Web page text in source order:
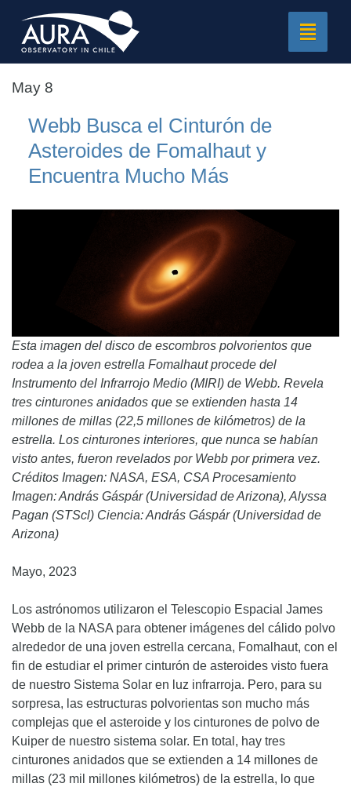
Toggle
May 8
Webb Busca el Cinturón de
Asteroides de Fomalhaut y
Encuentra Mucho Más
Esta imagen del disco de escombros polvorientos que
rodea a la joven estrella Fomalhaut procede del
Instrumento del Infrarrojo Medio (MIRI) de Webb. Revela
tres cinturones anidados que se extienden hasta 14
millones de millas (22,5 millones de kilómetros) de la
estrella. Los cinturones interiores, que nunca se habían
visto antes, fueron revelados por Webb por primera vez.
Créditos Imagen: NASA, ESA, CSA Procesamiento
Imagen: András Gáspár (Universidad de Arizona), Alyssa
Pagan (STScl) Ciencia: András Gáspár (Universidad de
Arizona)
Mayo, 2023
Los astrónomos utilizaron el Telescopio Espacial James
Webb de la NASA para obtener imágenes del cálido polvo
alrededor de una joven estrella cercana, Fomalhaut, con el
fin de estudiar el primer cinturón de asteroides visto fuera
de nuestro Sistema Solar en luz infrarroja. Pero, para su
sorpresa, las estructuras polvorientas son mucho más
complejas que el asteroide y los cinturones de polvo de
Kuiper de nuestro sistema solar. En total, hay tres
cinturones anidados que se extienden a 14 millones de
millas (23 mil millones kilómetros) de la estrella, lo que